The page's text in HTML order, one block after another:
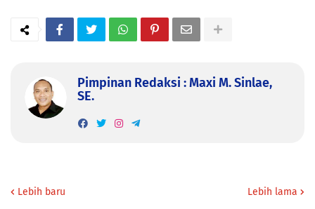
Pimpinan Redaksi : Maxi M. Sinlae,
SE.
Lebih baru Lebih lama